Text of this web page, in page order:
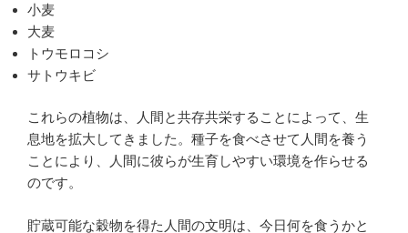
小麦
大麦
トウモロコシ
サトウキビ
これらの植物は、人間と共存共栄することによって、生
息地を拡大してきました。種子を食べさせて人間を養う
ことにより、人間に彼らが生育しやすい環境を作らせる
のです。
貯蔵可能な穀物を得た人間の文明は、今日何を食うかと